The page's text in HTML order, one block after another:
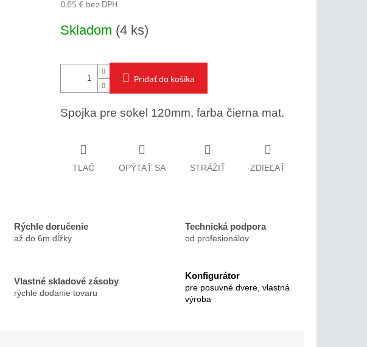
0,65 € bez DPH
cena:
Skladom (4 ks)
Pridať do košíka
Spojka pre sokel 120mm, farba čierna mat.
TLAČ OPÝTAŤ SA STRÁŽIŤ ZDIEĽAŤ
Rýchle doručenie
až do 6m dĺžky
Technická podpora
od profesionálov
Vlastné skladové zásoby
rýchle dodanie tovaru
Konfigurátor
pre posuvné dvere, vlastná
výroba